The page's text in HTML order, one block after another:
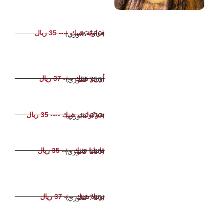
فراولة شيك ---- 35 ريال
(580 كالوري)
أوريو شيك ---- 37 ريال
(750 كالوري)
شوكوليت شيك ---- 35 ريال
(670 كالوري)
فانيليا شيك ---- 35 ريال
(590 كالوري)
نوتيلا شيك ---- 37 ريال
(780 كالوري)